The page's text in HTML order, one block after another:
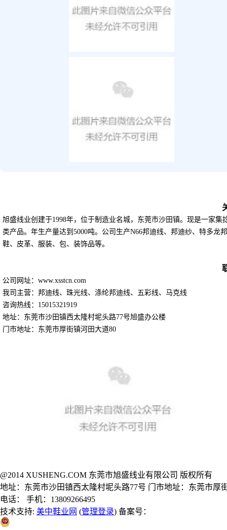
旭盛线业创建于1998年，位于制造业名城，东莞市沙田镇。现是一家
类产品。年生产量达到5000吨。公司生产N66邦迪线、邦迪纱、特多龙
鞋、皮革、服装、包、装饰品等。
公司网址：www.xsstcn.com
我司主营：邦迪线、珠光线、涤纶邦迪线、五彩线、马克线
咨询热线：15015321919
地址：东莞市沙田镇西太隆村坭头路77号旭盛办公楼
门市地址：东莞市厚街镇河田大道80
@2014 XUSHENG.COM 东莞市旭盛线业有限公司 版权所有
地址：东莞市沙田镇西太隆村坭头路77号 门市地址：东莞市厚
电话： 手机：13809266495
技术支持: 美中鞋业网 (管理登录) 备案号：